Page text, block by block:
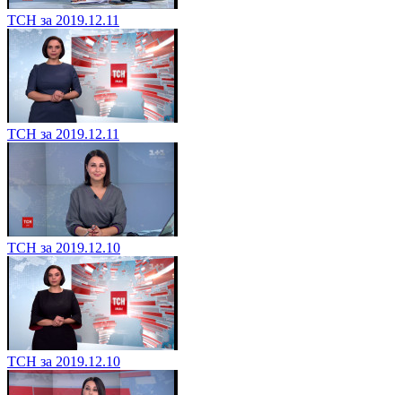
ТСН за 2019.12.11
ТСН за 2019.12.11
ТСН за 2019.12.10
ТСН за 2019.12.10